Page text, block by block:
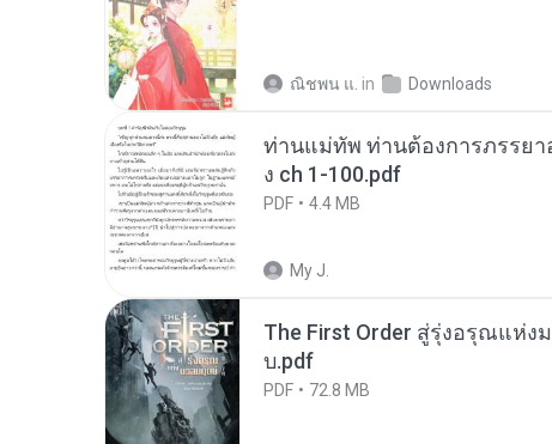
ณิชพน แ. in Downloads
ท่านแม่ทัพ ท่านต้องการภรรยา
ง ch 1-100.pdf
PDF 4.4 MB
My J.
The First Order สู่รุ่งอรุณแห่ง
บ.pdf
PDF 72.8 MB